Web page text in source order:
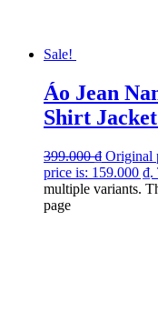
Sale!
Áo Jean
Shirt
399.000₫ Original
price is: 159.000 ₫.
multiple variants.
page